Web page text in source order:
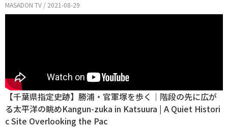
MASADON TV / 2021-08-29
【千葉県指定史跡】勝浦・官軍塚を歩く｜階段の先に広が
る太平洋の眺めKangun-zuka in Katsuura | A Quiet Histori
c Site Overlooking the Pac